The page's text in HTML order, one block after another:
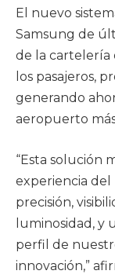
El nuevo
Samsung de
de la cartelería
los pasajeros,
generando
aeropuerto
“Esta solución
experiencia del
precisión,
luminosidad, y
perfil de
innovación,”